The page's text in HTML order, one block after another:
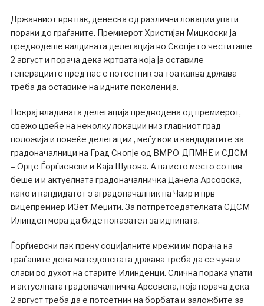
Државниот врв пак, денеска од различни локации упати
пораки до граѓаните. Премиерот Христијан Мицкоски ја
предводеше валдината делегација во Скопје го честиташе
2 август и порача дека жртвата која ја оставиле
генерациите пред нас е потсетник за тоа каква држава
треба да оставиме на идните поколенија.
Покрај владината делегација предводена од премиерот,
свежо цвеќе на неколку локации низ главниот град
положија и повеќе делегации , меѓу кои и кандидатите за
градоначалници на Град Скопје од ВМРО-ДПМНЕ и СДСМ
– Орце Ѓорѓиевски и Каја Шукова. А на исто место со нив
беше и и актуелната градоначалничка Данела Арсовска,
како и кандидатот з аградоначалник на Чаир и прв
вицепремиер ИЗет Меџити. За потпретседателката СДСМ
Илинден мора да биде показател за иднината.
Ѓорѓиевски пак преку социјалните мрежи им порача на
граѓаните дека македонската држава треба да се чува и
слави во духот на старите Илинденци. Слична порака упати
и актуелната градоначалничка Арсовска, која порача дека
2 август треба да е потсетник на борбата и заложбите за